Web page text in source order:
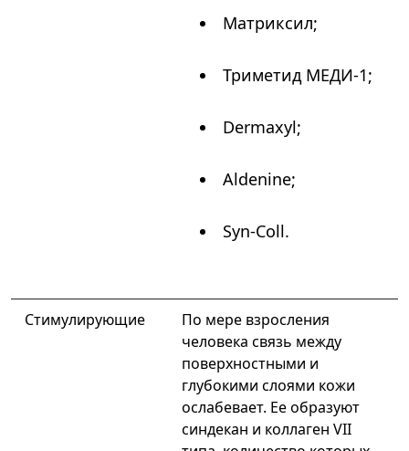
Матриксил;
Триметид МЕДИ-1;
Dermaxyl;
Aldenine;
Syn-Coll.
Стимулирующие
По мере взросления
человека связь между
поверхностными и
глубокими слоями кожи
ослабевает. Ее образуют
синдекан и коллаген VII